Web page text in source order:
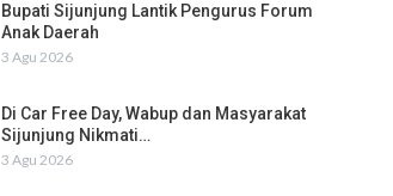
Bupati Sijunjung Lantik Pengurus Forum
Anak Daerah
3 Agu 2026
Di Car Free Day, Wabup dan Masyarakat
Sijunjung Nikmati…
3 Agu 2026